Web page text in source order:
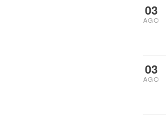
03
AGO
03
AGO